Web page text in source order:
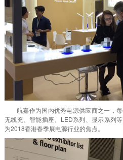
航嘉作为国内优秀电源供应商之一，
无线充、智能插座、LED系列、显示系列
为2018香港春季展电源行业的焦点。